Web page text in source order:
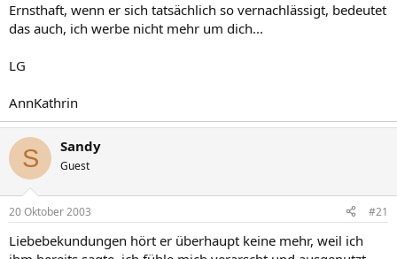
Ernsthaft, wenn er sich tatsächlich so vernachlässigt, bedeutet
das auch, ich werbe nicht mehr um dich...
LG
AnnKathrin
S Sandy
Guest
20 Oktober 2003 #21
Liebebekundungen hört er überhaupt keine mehr, weil ich